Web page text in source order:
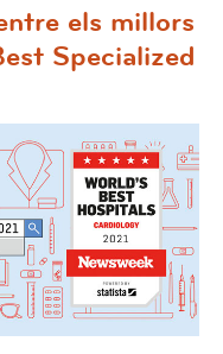
els millors
Specialized